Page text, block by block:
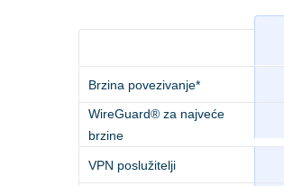
Brzina povezivanje*
WireGuard® za najveće
brzine
VPN poslužitelji